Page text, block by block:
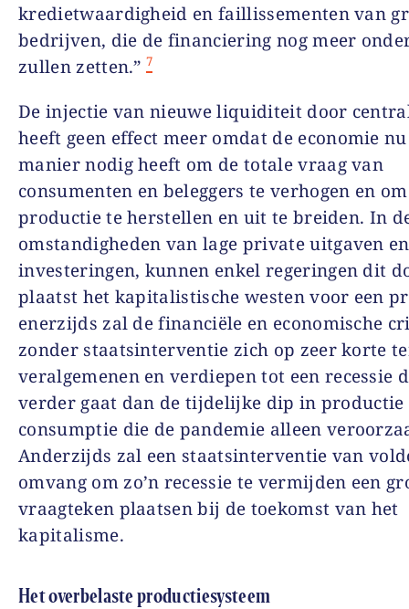
kredietwaardigheid en faillissementen van
bedrijven, die de financiering nog meer
zullen zetten.” 7
De injectie van nieuwe liquiditeit door
heeft geen effect meer omdat de economie
manier nodig heeft om de totale vraag van
consumenten en beleggers te verhogen en
productie te herstellen en uit te breiden. In
omstandigheden van lage private uitgaven en
investeringen, kunnen enkel regeringen dit
plaatst het kapitalistische westen voor een
enerzijds zal de financiële en economische
zonder staatsinterventie zich op zeer korte
veralgemenen en verdiepen tot een recessie
verder gaat dan de tijdelijke dip in productie
consumptie die de pandemie alleen
Anderzijds zal een staatsinterventie van
omvang om zo’n recessie te vermijden een
vraagteken plaatsen bij de toekomst van het
kapitalisme.
Het overbelaste productiesysteem